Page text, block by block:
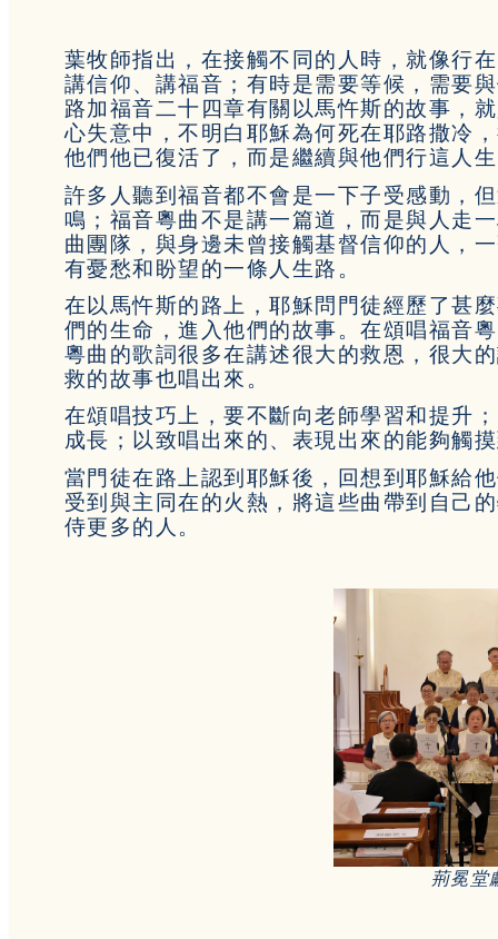
葉牧師指出，在接觸不同的人時，就像行
講信仰、講福音；有時是需要等候，需要
路加福音二十四章有關以馬忤斯的故事，
心失意中，不明白耶穌為何死在耶路撒冷
他們他已復活了，而是繼續與他們行這人
許多人聽到福音都不會是一下子受感動，
鳴；福音粵曲不是講一篇道，而是與人走
曲團隊，與身邊未曾接觸基督信仰的人，
有憂愁和盼望的一條人生路。
在以馬忤斯的路上，耶穌問門徒經歷了甚
們的生命，進入他們的故事。在頌唱福音
粵曲的歌詞很多在講述很大的救恩，很大
救的故事也唱出來。
在頌唱技巧上，要不斷向老師學習和提升
成長；以致唱出來的、表現出來的能夠觸
當門徒在路上認到耶穌後，回想到耶穌給
受到與主同在的火熱，將這些曲帶到自己
侍更多的人。
荊冕堂